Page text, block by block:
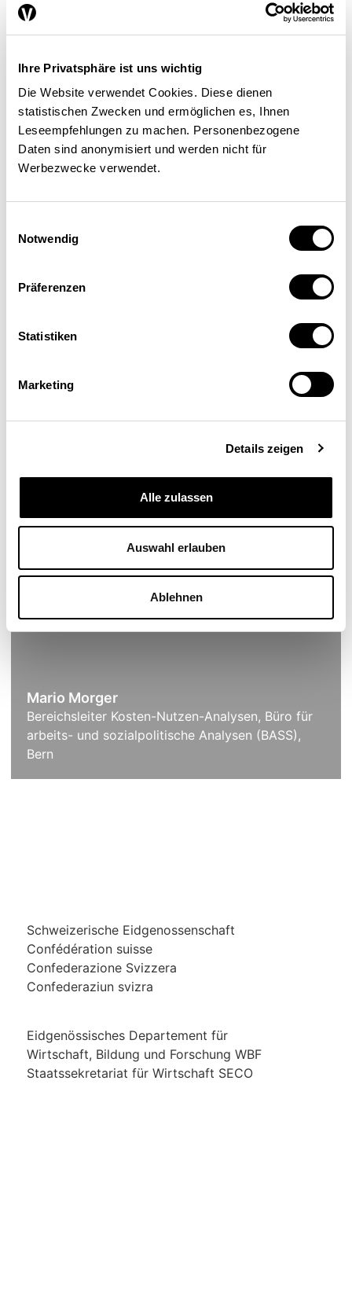
Ihre Privatsphäre ist uns wichtig
Die Website verwendet Cookies. Diese dienen
statistischen Zwecken und ermöglichen es, Ihnen
Leseempfehlungen zu machen. Personenbezogene
Daten sind anonymisiert und werden nicht für
Werbezwecke verwendet.
Notwendig
Präferenzen
Statistiken
Marketing
Details zeigen
Alle zulassen
Auswahl erlauben
Ablehnen
Steuerabzug für
Kinderdrittbetreuung
steigert Beschäftigung
Mario Morger| 25.05.2016
Aufwandbesteuerung im
Spannungsfeld zwischen
Steuergerechtigkeit und
FINANZEN / STEUERN
Bruno Jeitziner
Mario Morger
Bereichsleiter Kosten-Nutzen-Analysen, Büro für
arbeits- und sozialpolitische Analysen (BASS),
Bern
Schweizerische Eidgenossenschaft
Confédération suisse
Confederazione Svizzera
Confederaziun svizra
Eidgenössisches Departement für
Wirtschaft, Bildung und Forschung WBF
Staatssekretariat für Wirtschaft SECO